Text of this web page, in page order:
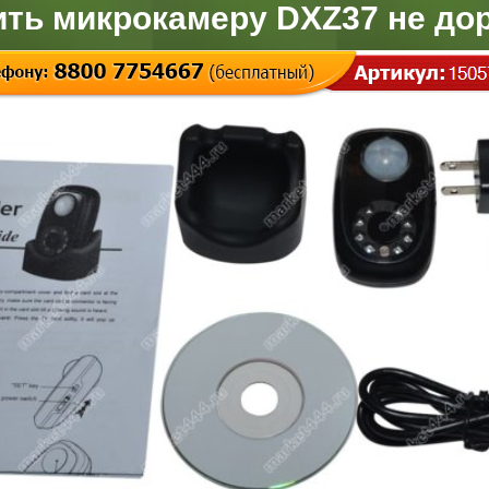
микрокамеру DXZ37 не